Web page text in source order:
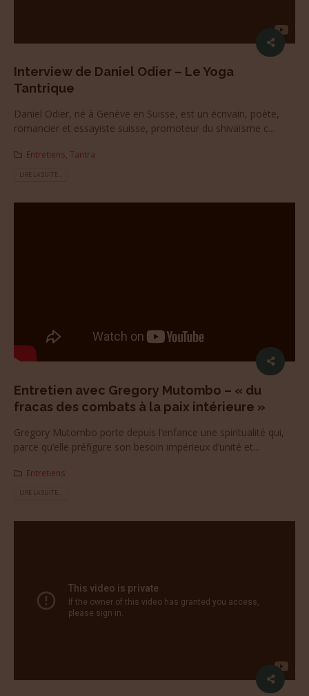
Interview de Daniel Odier – Le Yoga
Tantrique
Daniel Odier, né à Genève en Suisse, est un écrivain, poète,
romancier et essayiste suisse, promoteur du shivaïsme c...
Entretiens, Tantra
LIRE LA SUITE...
Entretien avec Gregory Mutombo – « du
fracas des combats à la paix intérieure »
Gregory Mutombo porte depuis l’enfance une spiritualité qui,
parce qu’elle préfigure son besoin impérieux d’unité et...
Entretiens
LIRE LA SUITE...